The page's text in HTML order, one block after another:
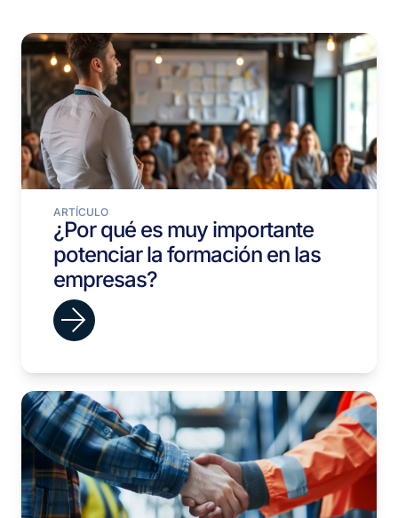
ARTÍCULO
¿Por qué es muy importante
potenciar la formación en las
empresas?